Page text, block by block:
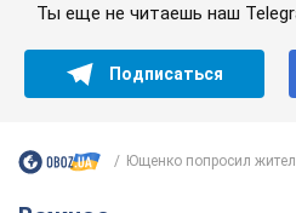
Ты еще не читаешь наш
Подписаться
Ющенко попросил